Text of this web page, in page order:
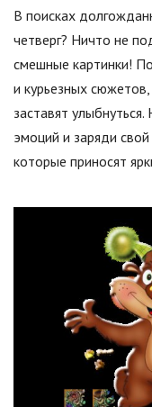
В поисках
четверг? Ничто не
смешные картинки!
и курьезных
заставят
эмоций и заряди
которые приносят